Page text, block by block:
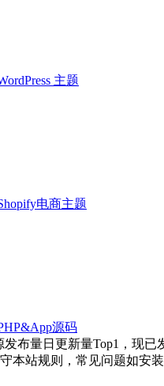
主题
电商主题
源码
布量日更新量Top1，现
本站规则，常见问题如安装